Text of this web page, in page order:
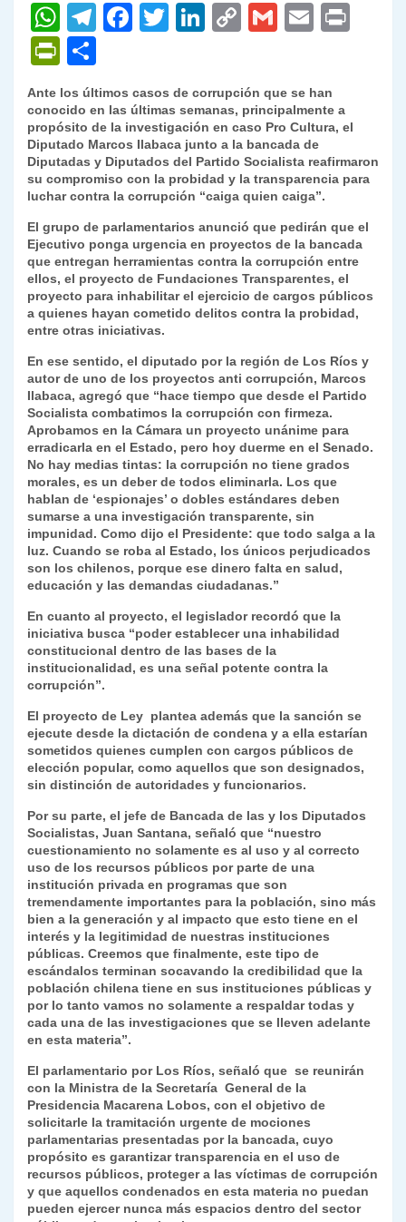
W
h
at
s
A
p
p
T
gr
a
m
F
e
b
o
o
k
T
er
Li
e
dI
n
C
y
Li
n
k
G
l
E
l
P
ri
nt
Fr
ie
n
dl
y
o
m
p
ar
tir
Ante los últimos casos de corrupción que se han
conocido en las últimas semanas, principalmente a
propósito de la investigación en caso Pro Cultura, el
Diputado Marcos Ilabaca junto a la bancada de
Diputadas y Diputados del Partido Socialista reafirmaron
su compromiso con la probidad y la transparencia para
luchar contra la corrupción “caiga quien caiga”.
El grupo de parlamentarios anunció que pedirán que el
Ejecutivo ponga urgencia en proyectos de la bancada
que entregan herramientas contra la corrupción entre
ellos, el proyecto de Fundaciones Transparentes, el
proyecto para inhabilitar el ejercicio de cargos públicos
a quienes hayan cometido delitos contra la probidad,
entre otras iniciativas.
En ese sentido, el diputado por la región de Los Ríos y
autor de uno de los proyectos anti corrupción, Marcos
Ilabaca, agregó que “hace tiempo que desde el Partido
Socialista combatimos la corrupción con firmeza.
Aprobamos en la Cámara un proyecto unánime para
erradicarla en el Estado, pero hoy duerme en el Senado.
No hay medias tintas: la corrupción no tiene grados
morales, es un deber de todos eliminarla. Los que
hablan de ‘espionajes’ o dobles estándares deben
sumarse a una investigación transparente, sin
impunidad. Como dijo el Presidente: que todo salga a la
luz. Cuando se roba al Estado, los únicos perjudicados
son los chilenos, porque ese dinero falta en salud,
educación y las demandas ciudadanas.”
En cuanto al proyecto, el legislador recordó que la
iniciativa busca “poder establecer una inhabilidad
constitucional dentro de las bases de la
institucionalidad, es una señal potente contra la
corrupción”.
El proyecto de Ley plantea además que la sanción se
ejecute desde la dictación de condena y a ella estarían
sometidos quienes cumplen con cargos públicos de
elección popular, como aquellos que son designados,
sin distinción de autoridades y funcionarios.
Por su parte, el jefe de Bancada de las y los Diputados
Socialistas, Juan Santana, señaló que “nuestro
cuestionamiento no solamente es al uso y al correcto
uso de los recursos públicos por parte de una
institución privada en programas que son
tremendamente importantes para la población, sino más
bien a la generación y al impacto que esto tiene en el
interés y la legitimidad de nuestras instituciones
públicas. Creemos que finalmente, este tipo de
escándalos terminan socavando la credibilidad que la
población chilena tiene en sus instituciones públicas y
por lo tanto vamos no solamente a respaldar todas y
cada una de las investigaciones que se lleven adelante
en esta materia”.
El parlamentario por Los Ríos, señaló que se reunirán
con la Ministra de la Secretaría General de la
Presidencia Macarena Lobos, con el objetivo de
solicitarle la tramitación urgente de mociones
parlamentarias presentadas por la bancada, cuyo
propósito es garantizar transparencia en el uso de
recursos públicos, proteger a las víctimas de corrupción
y que aquellos condenados en esta materia no puedan
pueden ejercer nunca más espacios dentro del sector